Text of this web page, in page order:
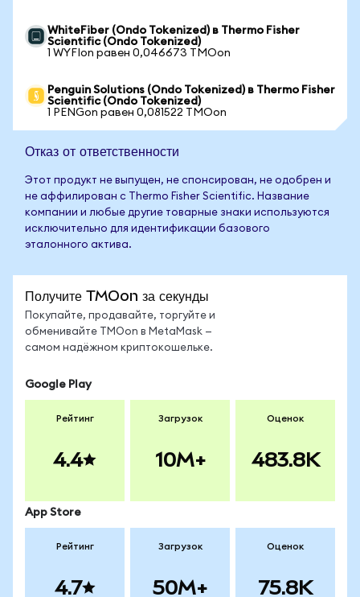
WhiteFiber (Ondo Tokenized) в Thermo Fisher
Scientific (Ondo Tokenized)
1 WYFIon равен 0,046673 TMOon
Penguin Solutions (Ondo Tokenized) в Thermo Fisher
Scientific (Ondo Tokenized)
1 PENGon равен 0,081522 TMOon
Отказ от ответственности
Этот продукт не выпущен, не спонсирован, не одобрен и
не аффилирован с Thermo Fisher Scientific. Название
компании и любые другие товарные знаки используются
исключительно для идентификации базового
эталонного актива.
Получите TMOon за секунды
Покупайте, продавайте, торгуйте и
обменивайте TMOon в MetaMask —
самом надёжном криптокошельке.
Google Play
Рейтинг
4.4
Загрузок
10M+
Оценок
483.8K
App Store
Рейтинг
4.7
Загрузок
50M+
Оценок
75.8K